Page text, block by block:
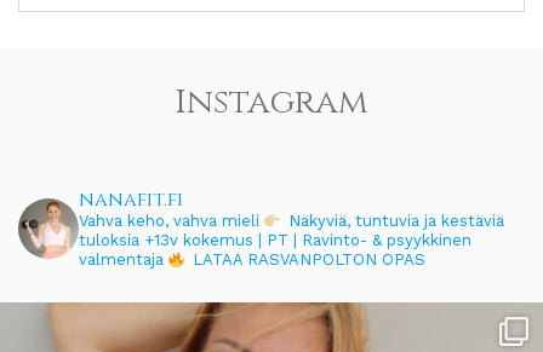
Instagram
nanafit.fi
Vahva keho, vahva mieli
Näkyviä, tuntuvia ja kestäviä
tuloksia +13v kokemus | PT | Ravinto- & psyykkinen
valmentaja
LATAA RASVANPOLTON OPAS